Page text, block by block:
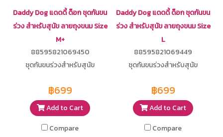
Daddy Dog แดดดี้ ด็อก ชุดกันขน
ร่วง สำหรับสุนัข ลายถุงขนม Size
M+
88595821069450
ชุดกันขนร่วงสำหรับสุนัข
฿699
Add to Cart
Compare
Daddy Dog แดดดี้ ด็อก ชุดกันขน
ร่วง สำหรับสุนัข ลายถุงขนม Size
L
88595821069449
ชุดกันขนร่วงสำหรับสุนัข
฿699
Add to Cart
Compare